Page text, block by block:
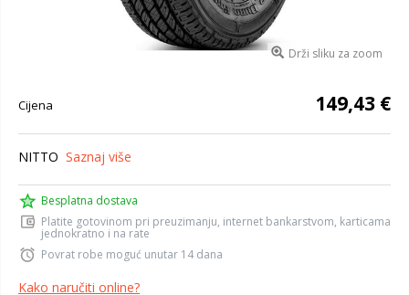
Drži sliku za zoom
Cijena 149,43 €
NITTO Saznaj više
Besplatna dostava
Platite gotovinom pri preuzimanju, internet bankarstvom, karticama
jednokratno i na rate
Povrat robe moguć unutar 14 dana
Kako naručiti online?